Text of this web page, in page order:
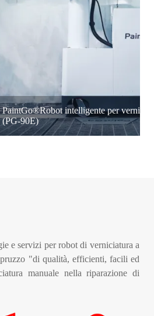
per verniciatura a spruzzo
e servizi per robot di verniciatura a
"di qualità, efficienti, facili ed
manuale nella riparazione di